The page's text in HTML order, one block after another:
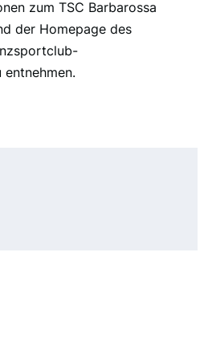
zum TSC Barbarossa
der Homepage des
entnehmen.